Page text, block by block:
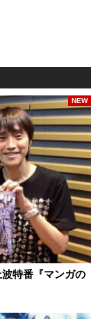
波特番『マンガの
NEW